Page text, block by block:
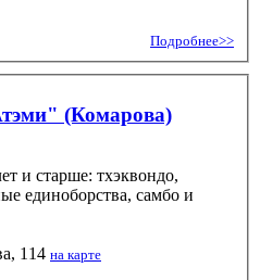
Подробнее>>
(Комарова)
и старше: тхэквондо,
единоборства, самбо и
114 на карте